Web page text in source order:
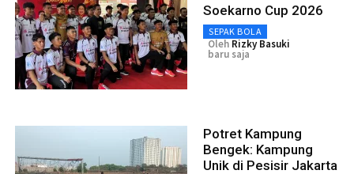
Soekarno Cup 2026
SEPAK BOLA
Oleh Rizky Basuki
baru saja
Potret Kampung
Bengek: Kampung
Unik di Pesisir Jakarta